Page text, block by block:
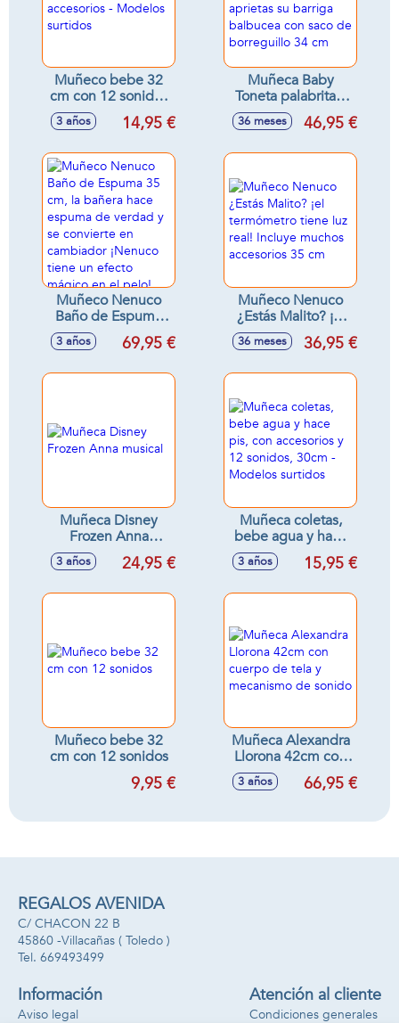
Muñeco bebe 32
cm con 12 sonidos
y accesorios -
Modelos surtidos
3 años 14,95 €
Muñeca Baby
Toneta palabritas,
(cuerpo tela)si
aprietas su barriga
36 meses 46,95 €
Muñeco Nenuco
Baño de Espuma
35 cm, la bañera
hace espuma de
mágico en el pelo!
3 años 69,95 €
Muñeco Nenuco
¿Estás Malito? ¡el
termómetro tiene
luz real! Incluye
36 meses 36,95 €
Muñeca Disney
Frozen Anna
musical
3 años 24,95 €
Muñeca coletas,
bebe agua y hace
pis, con accesorios
y 12 sonidos, 30cm
3 años 15,95 €
Muñeco bebe 32
cm con 12 sonidos
9,95 €
Muñeca Alexandra
Llorona 42cm con
cuerpo de tela y
mecanismo de
3 años 66,95 €
REGALOS AVENIDA
C/ CHACON 22 B
45860 -Villacañas ( Toledo )
669493499
Información
Aviso legal
Atención al cliente
Condiciones generales